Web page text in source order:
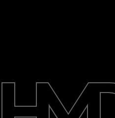
Támogatás
Hungary